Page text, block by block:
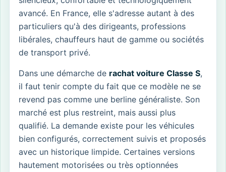
avancé. En France, elle s'adresse autant à des
particuliers qu'à des dirigeants, professions
libérales, chauffeurs haut de gamme ou sociétés
de transport privé.
Dans une démarche de rachat voiture Classe S,
il faut tenir compte du fait que ce modèle ne se
revend pas comme une berline généraliste. Son
marché est plus restreint, mais aussi plus
qualifié. La demande existe pour les véhicules
bien configurés, correctement suivis et proposés
avec un historique limpide. Certaines versions
hautement motorisées ou très optionnées